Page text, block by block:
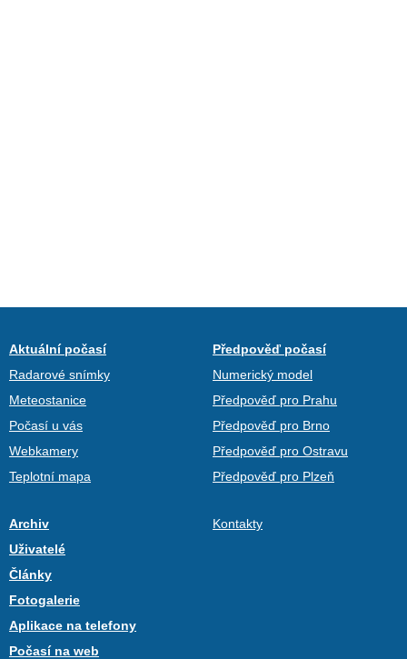
Aktuální počasí
Radarové snímky
Meteostanice
Počasí u vás
Webkamery
Teplotní mapa
Předpověď počasí
Numerický model
Předpověď pro Prahu
Předpověď pro Brno
Předpověď pro Ostravu
Předpověď pro Plzeň
Archiv
Uživatelé
Články
Fotogalerie
Aplikace na telefony
Počasí na web
Kontakty